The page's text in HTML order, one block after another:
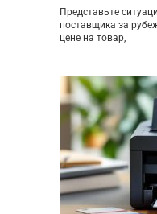
Представьте
поставщика за
цене на товар,